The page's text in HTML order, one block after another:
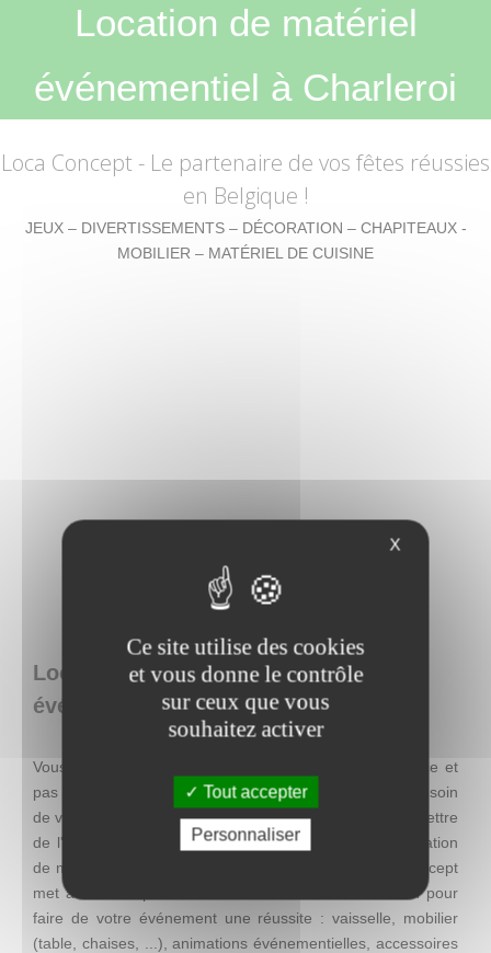
Location de matériel
événementiel à Charleroi
Loca Concept - Le partenaire de vos fêtes réussies
en Belgique !
JEUX – DIVERTISSEMENTS – DÉCORATION – CHAPITEAUX -
MOBILIER – MATÉRIEL DE CUISINE
Loca Concept : location de matériel
événementiel en Belgique
Vous recherchez une décoration facile à mettre en place et
pas chère, mais qui se distingue par son originalité ? Besoin
de visibilité pour une action promotionnelle ? Envie de mettre
de l'ambiance lors d'un événement ? Entreprise de location
de matériel événementiel à Charleroi (Thuin), Loca Concept
met à votre disposition tout se dont vous avez besoin pour
faire de votre événement une réussite : vaisselle, mobilier
(table, chaises, ...), animations événementielles, accessoires
X
Ce site utilise des cookies
et vous donne le contrôle
sur ceux que vous
souhaitez activer
Tout accepter
Personnaliser